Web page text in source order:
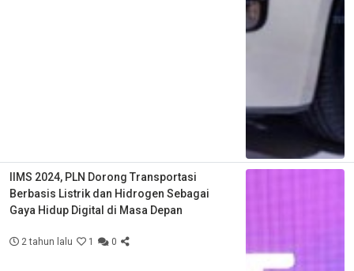
IIMS 2024, PLN Dorong Transportasi
Berbasis Listrik dan Hidrogen Sebagai
Gaya Hidup Digital di Masa Depan
2 tahun lalu 1 0